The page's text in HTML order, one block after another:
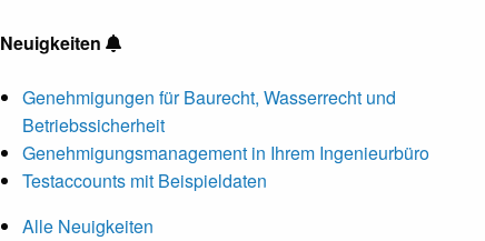
Neuigkeiten
Genehmigungen für Baurecht, Wasserrecht und
Betriebssicherheit
Genehmigungsmanagement in Ihrem Ingenieurbüro
Testaccounts mit Beispieldaten
Alle Neuigkeiten